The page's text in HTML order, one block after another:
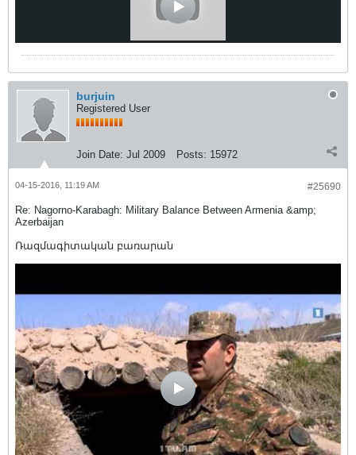
burjuin
Registered User
Join Date: Jul 2009 Posts: 15972
#25690
04-15-2016, 11:19 AM
Re: Nagorno-Karabagh: Military Balance Between Armenia &amp;
Azerbaijan
Ռազմագիտական բառարան